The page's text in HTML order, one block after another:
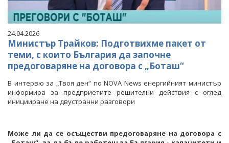
24.04.2026
Министър Трайков: Подготвихме пакет от
теми, с които България да започне
предоговаряне на договора с „Боташ“
В интервю за „Твоя ден“ по NOVA News енергийният министър
информира за предприетите решителни действия с оглед
иницииране на двустранни разговори
Може ли да се осъществи предоговаряне на договора с